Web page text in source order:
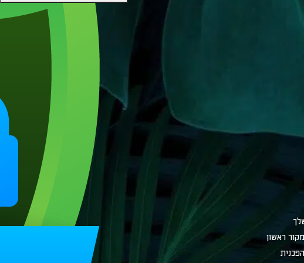
ראשון